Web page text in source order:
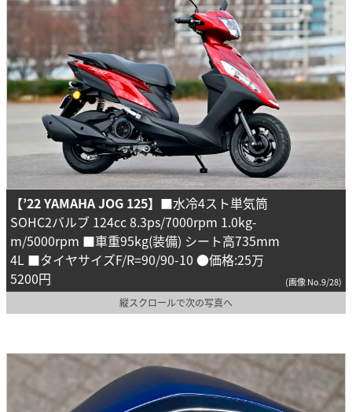
【’22 YAMAHA JOG 125】 ■水冷4スト単気筒
SOHC2バルブ 124cc 8.3ps/7000rpm 1.0kg-
m/5000rpm ■車重95kg(装備) シート高735mm
4L ■タイヤサイズF/R=90/90-10 ●価格:25万
5200円
(画像 No.9/28)
縦スクロールで次の写真へ